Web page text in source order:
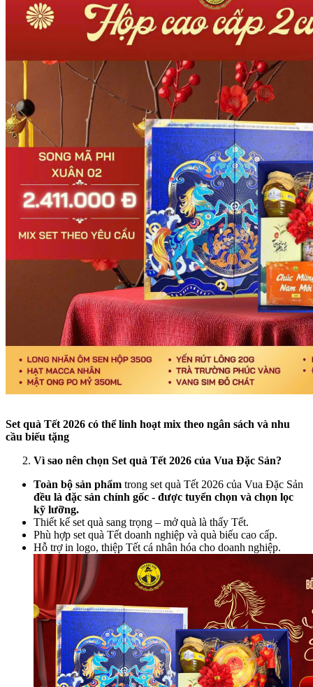
Set quà Tết 2026 có thể linh hoạt mix theo ngân sách và nhu
cầu biếu tặng
Vì sao nên chọn Set quà Tết 2026 của Vua Đặc Sản?
Toàn bộ sản phẩm trong set quà Tết 2026 của Vua Đặc Sản
đều là đặc sản chính gốc - được tuyển chọn và chọn lọc
kỹ lưỡng.
Thiết kế set quà sang trọng – mở quà là thấy Tết.
Phù hợp set quà Tết doanh nghiệp và quà biếu cao cấp.
Hỗ trợ in logo, thiệp Tết cá nhân hóa cho doanh nghiệp.